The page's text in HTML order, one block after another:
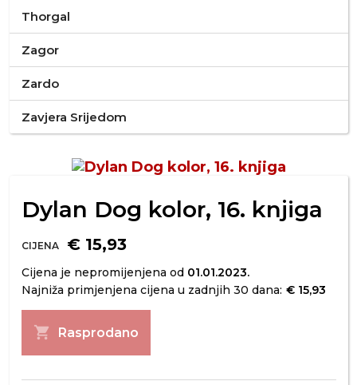
Thorgal
Zagor
Zardo
Zavjera Srijedom
Dylan Dog kolor, 16. knjiga
CIJENA € 15,93
Cijena je nepromijenjena od 01.01.2023.
Najniža primjenjena cijena u zadnjih 30 dana: € 15,93
shopping_cart Rasprodano